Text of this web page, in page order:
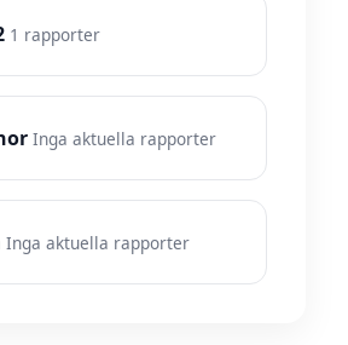
1 rapporter
Inga aktuella rapporter
Inga aktuella rapporter